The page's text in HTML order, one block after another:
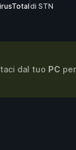
di STN
dal tuo PC